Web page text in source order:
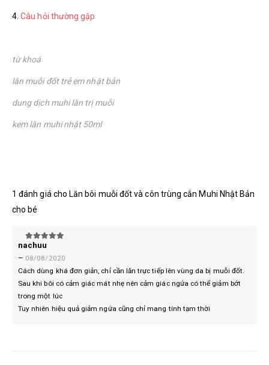
4.Câu hỏi thường gặp
từ khoá
lăn muỗi đốt trẻ em nhật bản
dung dịch muhi lăn trị muỗi
kem lăn muhi nhật 50ml
1 đánh giá cho Lăn bôi muỗi đốt và côn trùng cắn Muhi Nhật Bản
cho bé
5trên 5
nachuu
– 08/08/2020
Cách dùng khá đơn giản, chỉ cần lăn trực tiếp lên vùng da bị muỗi đốt.
Sau khi bôi có cảm giác mát nhẹ nên cảm giác ngứa có thể giảm bớt
trong một lúc
Tuy nhiên hiệu quả giảm ngứa cũng chỉ mang tính tạm thời